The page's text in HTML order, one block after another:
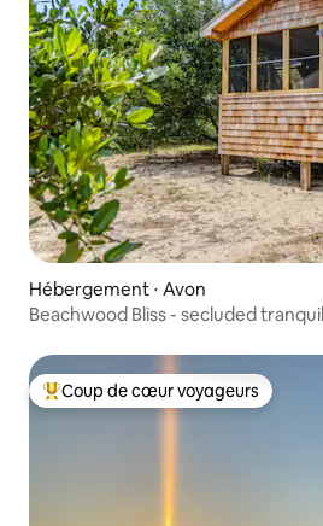
Hébergement ⋅ Avon
Beachwood Bliss - secluded
Coups de cœur voyageurs les plus
Coup de cœur voyageurs